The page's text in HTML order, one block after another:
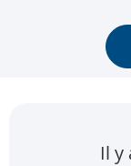
Il y